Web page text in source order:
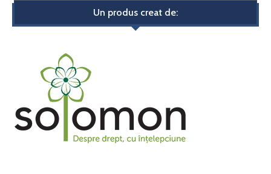
Un produs creat de: